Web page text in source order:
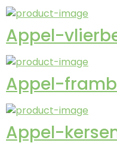
Appel-
Appel-
Appel-